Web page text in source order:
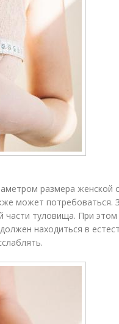
размера женской
может потребоваться.
части туловища. При
находиться в